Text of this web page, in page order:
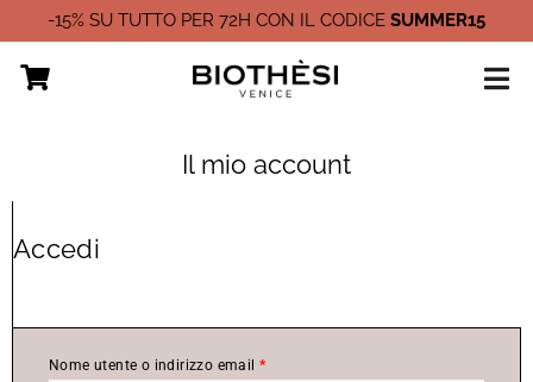
al
contenuto
-15% SU TUTTO PER 72H CON IL CODICE SUMMER15
Il mio account
Accedi
Nome utente o indirizzo email *